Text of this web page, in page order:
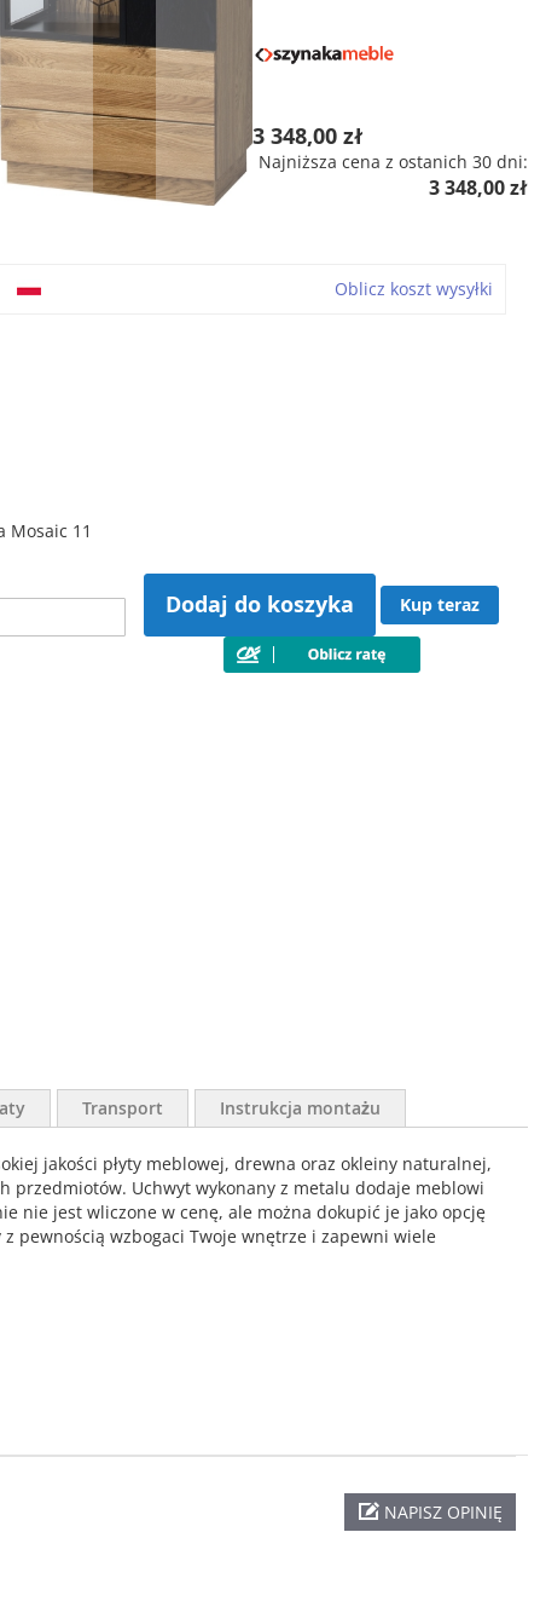
3 348,00 zł
Najniższa cena z ostanich 30 dni:
3 348,00 zł
Oblicz koszt wysyłki
Mosaic 11
Dodaj do koszyka Kup teraz
jakości płyty meblowej, drewna oraz okleiny naturalnej,
przedmiotów. Uchwyt wykonany z metalu dodaje meblowi
nie jest wliczone w cenę, ale można dokupić je jako opcję
pewnością wzbogaci Twoje wnętrze i zapewni wiele
Transport Instrukcja montażu
NAPISZ OPINIĘ